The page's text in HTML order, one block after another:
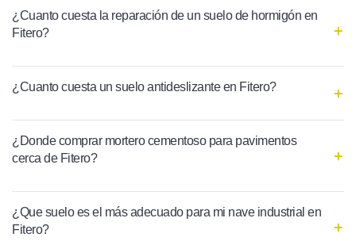
¿Cuanto cuesta la reparación de un suelo de hormigón en
Fitero?
¿Cuanto cuesta un suelo antideslizante en Fitero?
¿Donde comprar mortero cementoso para pavimentos
cerca de Fitero?
¿Que suelo es el más adecuado para mi nave industrial en
Fitero?